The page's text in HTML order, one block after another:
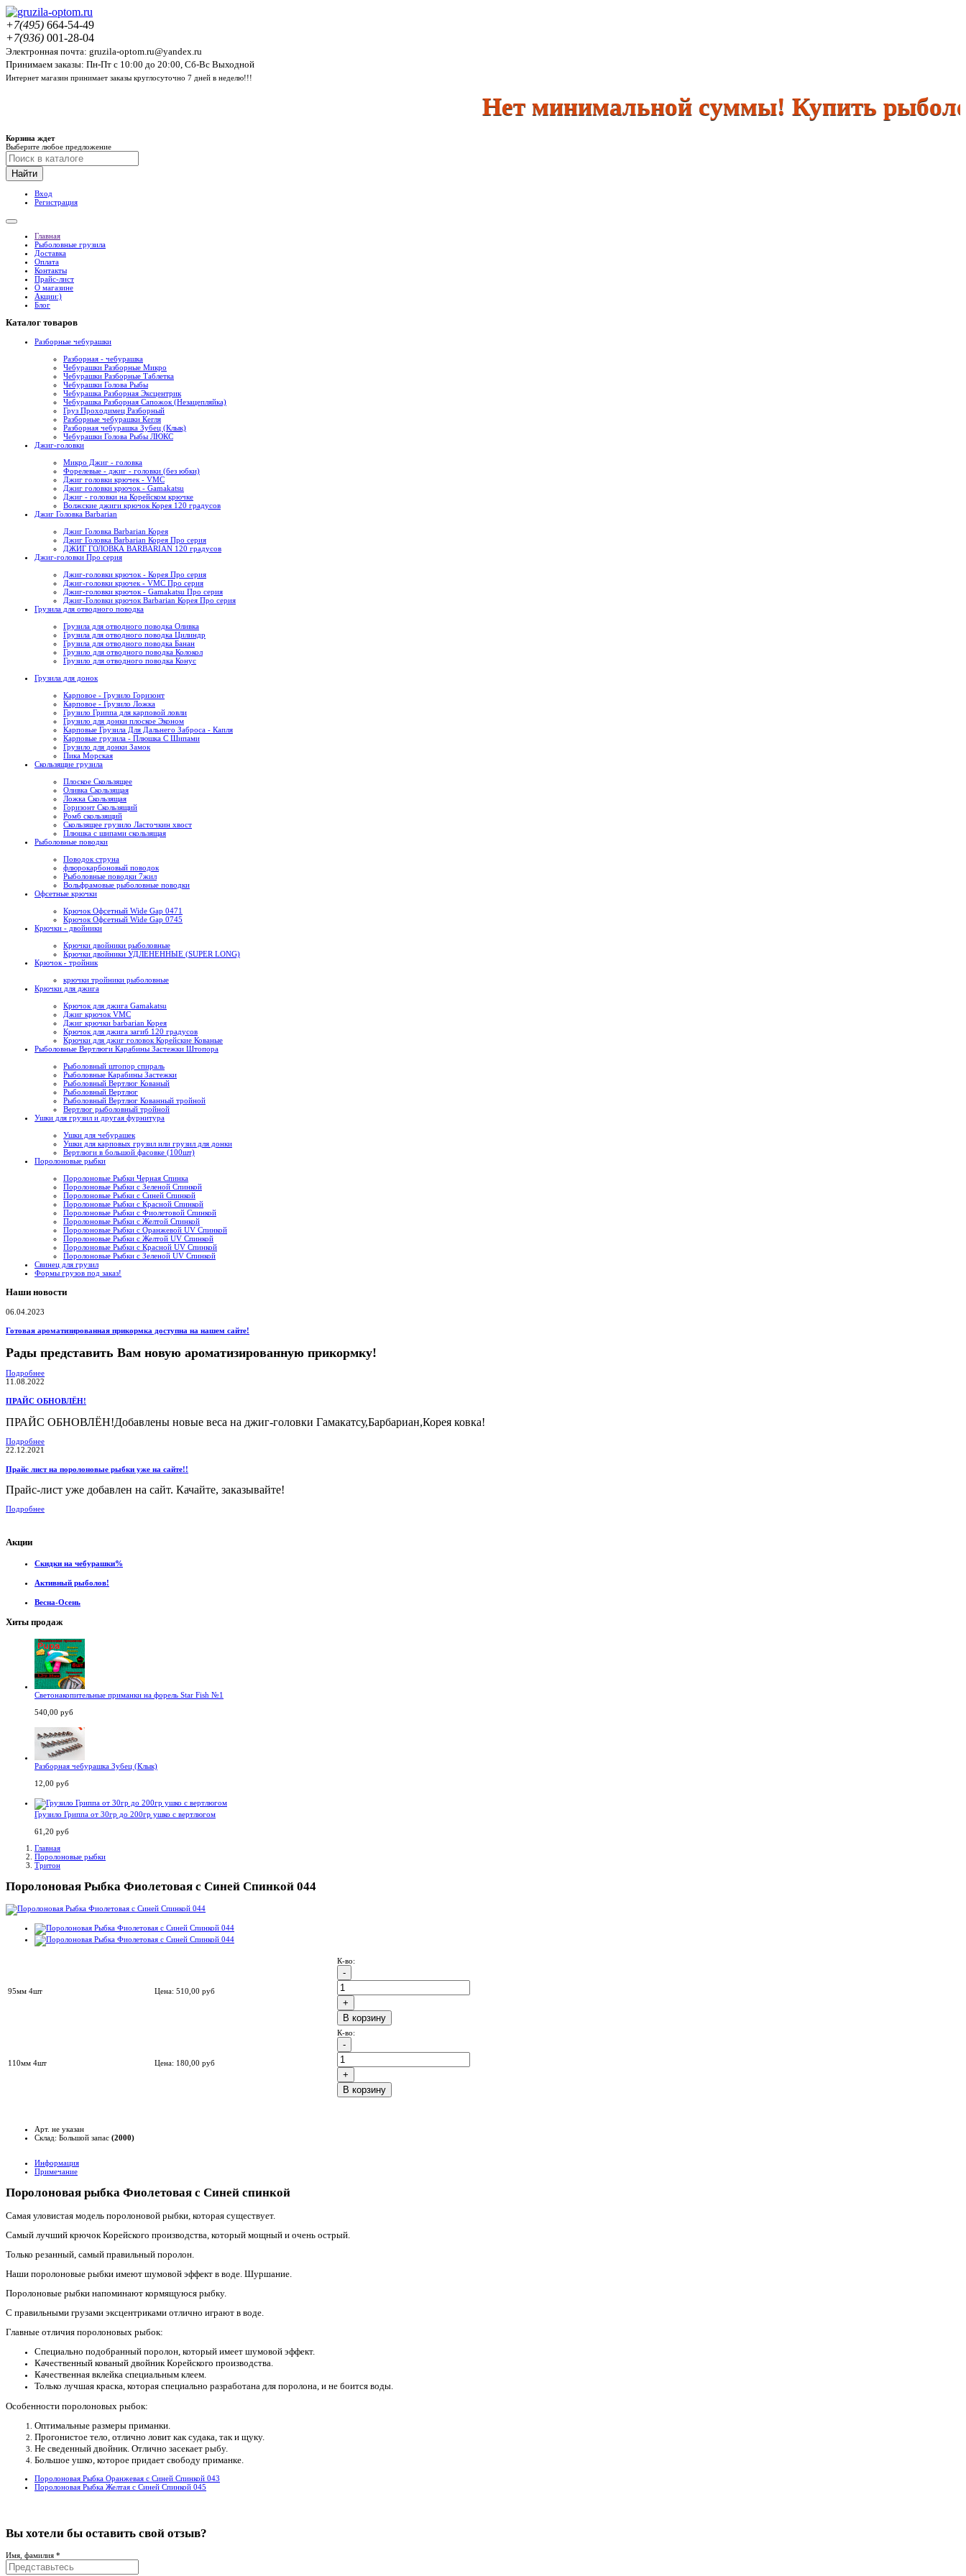
+7(495) 664-54-49
+7(936) 001-28-04
Электронная почта: gruzila-optom.ru@yandex.ru
Принимаем заказы: Пн-Пт с 10:00 до 20:00, Сб-Вс Выходной
Интернет магазин принимает заказы круглосуточно 7 дней в неделю!!!
Нет минимальной суммы! Купить
Корзина ждет
Выберите любое предложение
Найти
Вход
Регистрация
Главная
Рыболовные грузила
Доставка
Оплата
Контакты
Прайс-лист
О магазине
Акции:)
Блог
Каталог товаров
Разборные чебурашки
Разборная - чебурашка
Чебурашки Разборные Микро
Чебурашки Разборные Таблетка
Чебурашки Голова Рыбы
Чебурашка Разборная Эксцентрик
Чебурашка Разборная Сапожок (Незацепляйка)
Груз Проходимец Разборный
Разборные чебурашки Кегля
Разборная чебурашка Зубец (Клык)
Чебурашки Голова Рыбы ЛЮКС
Джиг-головки
Микро Джиг - головка
Форелевые - джиг - головки (без юбки)
Джиг головки крючек - VMC
Джиг головки крючок - Gamakatsu
Джиг - головки на Корейском крючке
Волжские джиги крючок Корея 120 градусов
Джиг Головка Barbarian
Джиг Головка Barbarian Корея
Джиг Головка Barbarian Корея Про серия
ДЖИГ ГОЛОВКА BARBARIAN 120 градусов
Джиг-головки Про серия
Джиг-головки крючок - Корея Про серия
Джиг-головки крючек - VMC Про серия
Джиг-головки крючок - Gamakatsu Про серия
Джиг-Головки крючок Barbarian Корея Про серия
Грузила для отводного поводка
Грузила для отводного поводка Оливка
Грузила для отводного поводка Цилиндр
Грузила для отводного поводка Банан
Грузило для отводного поводка Колокол
Грузило для отводного поводка Конус
Грузила для донок
Карповое - Грузило Горизонт
Карповое - Грузило Ложка
Грузило Гриппа для карповой ловли
Грузило для донки плоское Эконом
Карповые Грузила Для Дальнего Заброса - Капля
Карповые грузила - Плюшка С Шипами
Грузило для донки Замок
Пика Морская
Скользящие грузила
Плоское Скользящее
Оливка Скользящая
Ложка Скользящая
Горизонт Скользящий
Ромб скользящий
Скользящее грузило Ласточкин хвост
Плюшка с шипами скользящая
Рыболовные поводки
Поводок струна
флюрокарбоновый поводок
Рыболовные поводки 7жил
Вольфрамовые рыболовные поводки
Офсетные крючки
Крючок Офсетный Wide Gap 0471
Крючок Офсетный Wide Gap 0745
Крючки - двойники
Крючки двойники рыболовные
Крючки двойники УДЛЕНЕННЫЕ (SUPER LONG)
Крючок - тройник
крючки тройники рыболовные
Крючки для джига
Крючок для джига Gamakatsu
Джиг крючок VMC
Джиг крючки barbarian Корея
Крючок для джига загиб 120 градусов
Крючки для джиг головок Корейские Кованые
Рыболовные Вертлюги Карабины Застежки Штопора
Рыболовный штопор спираль
Рыболовные Карабины Застежки
Рыболовный Вертлюг Кованый
Рыболовный Вертлюг
Рыболовный Вертлюг Кованный тройной
Вертлюг рыболовный тройной
Ушки для грузил и другая фурнитура
Ушки для чебурашек
Ушки для карповых грузил или грузил для донки
Вертлюги в большой фасовке (100шт)
Поролоновые рыбки
Поролоновые Рыбки Черная Спинка
Поролоновые Рыбки с Зеленой Спинкой
Поролоновые Рыбки с Синей Спинкой
Поролоновые Рыбки с Красной Спинкой
Поролоновые Рыбки с Фиолетовой Спинкой
Поролоновые Рыбки с Желтой Спинкой
Поролоновые Рыбки с Оранжевой UV Спинкой
Поролоновые Рыбки с Желтой UV Спинкой
Поролоновые Рыбки с Красной UV Спинкой
Поролоновые Рыбки с Зеленой UV Спинкой
Свинец для грузил
Формы грузов под заказ!
Наши новости
06.04.2023
Готовая ароматизированная прикормка доступна на нашем сайте!
Рады представить Вам новую ароматизированную прикормку!
Подробнее
11.08.2022
ПРАЙС ОБНОВЛЁН!
ПРАЙС ОБНОВЛЁН!Добавлены новые веса на джиг-головки Гамакатсу,Барбариан,Корея ковка!
Подробнее
22.12.2021
Прайс лист на поролоновые рыбки уже на сайте!!
Прайс-лист уже добавлен на сайт. Качайте, заказывайте!
Подробнее
Акции
Скидки на чебурашки%
Активный рыболов!
Весна-Осень
Хиты продаж
Светонакопительные приманки на форель Star Fish №1
540,00 руб
Разборная чебурашка Зубец (Клык)
12,00 руб
Грузило Гриппа от 30гр до 200гр ушко с вертлюгом
61,20 руб
Главная
Поролоновые рыбки
Тритон
Поролоновая Рыбка Фиолетовая с Синей Спинкой 044
95мм 4шт Цена: 510,00 руб
К-во:
B корзину
110мм 4шт Цена: 180,00 руб
К-во:
B корзину
Арт. не указан
Склад: Большой запас (2000)
Информация
Примечание
Поролоновая рыбка Фиолетовая с Синей спинкой
Самая уловистая модель поролоновой рыбки, которая существует.
Самый лучший крючок Корейского производства, который мощный и очень острый.
Только резанный, самый правильный поролон.
Наши поролоновые рыбки имеют шумовой эффект в воде. Шуршание.
Поролоновые рыбки напоминают кормящуюся рыбку.
С правильными грузами эксцентриками отлично играют в воде.
Главные отличия поролоновых рыбок:
Специально подобранный поролон, который имеет шумовой эффект.
Качественный кованый двойник Корейского производства.
Качественная вклейка специальным клеем.
Только лучшая краска, которая специально разработана для поролона, и не боится воды.
Особенности поролоновых рыбок:
Оптимальные размеры приманки.
Прогонистое тело, отлично ловит как судака, так и щуку.
Не сведенный двойник. Отлично засекает рыбу.
Большое ушко, которое придает свободу приманке.
Поролоновая Рыбка Оранжевая с Синей Спинкой 043
Поролоновая Рыбка Желтая с Синей Спинкой 045
Вы хотели бы оставить свой отзыв?
Имя, фамилия *